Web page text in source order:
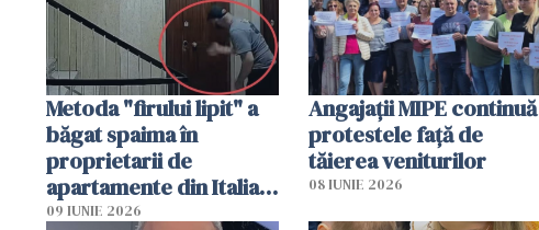
Metoda "firului lipit" a
băgat spaima în
proprietarii de
apartamente din Italia.
Poliția, sesizată
09 IUNIE 2026
Angajaţii MIPE continuă
protestele faţă de
tăierea veniturilor
08 IUNIE 2026